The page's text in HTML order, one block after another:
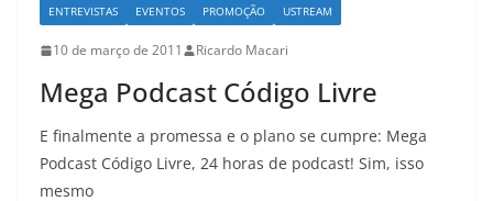
ENTREVISTAS EVENTOS PROMOÇÃO USTREAM
10 de março de 2011 Ricardo Macari
Mega Podcast Código Livre
E finalmente a promessa e o plano se cumpre: Mega
Podcast Código Livre, 24 horas de podcast! Sim, isso
mesmo